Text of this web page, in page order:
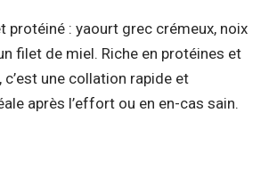
protéiné : yaourt grec crémeux, noix
filet de miel. Riche en protéines et
c’est une collation rapide et
après l’effort ou en en-cas sain.